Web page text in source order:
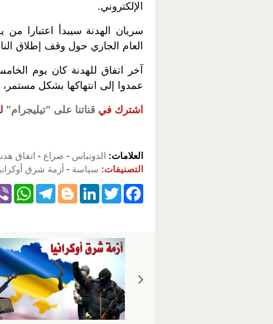
الإلكتروني.
العام الجاري حول وقف إطلاق
آخر اتفاق للهدنة كان يوم
عمدوا إلى انتهاكها بشكل
اشترك في قناتنا على "تيليجرام"
العلامات: الدونباس - صراع - اتفاق
التصنيفات: سياسة - أزمة شرق
F
e
o
o
T
er
Li
e
dI
n
Bl
g
er
T
gr
a
m
s
A
p
p